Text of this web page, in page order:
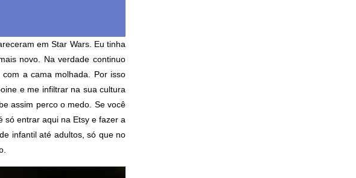
em Star Wars. Eu tinha
novo. Na verdade continuo
a cama molhada. Por isso
e me infiltrar na sua cultura
assim perco o medo. Se você
só entrar aqui na Etsy e fazer a
infantil até adultos, só que no